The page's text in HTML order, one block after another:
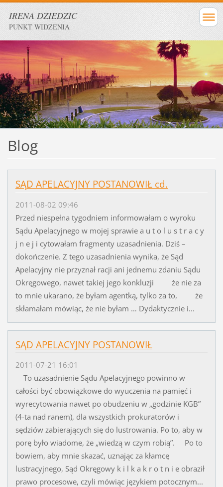
IRENA DZIEDZIC
PUNKT WIDZENIA
Blog
SĄD APELACYJNY POSTANOWIŁ cd.
2011-08-02 09:46
Przed niespełna tygodniem informowałam o wyroku
Sądu Apelacyjnego w mojej sprawie a u t o l u s t r a c y
j n e j i cytowałam fragmenty uzasadnienia. Dziś –
dokończenie. Z tego uzasadnienia wynika, że Sąd
Apelacyjny nie przyznał racji ani jednemu zdaniu Sądu
Okręgowego, nawet takiej jego konkluzji że nie za
to mnie ukarano, że byłam agentką, tylko za to, że
skłamałam mówiąc, że nie byłam … Dydaktycznie i...
SĄD APELACYJNY POSTANOWIŁ
2011-07-21 16:01
To uzasadnienie Sądu Apelacyjnego powinno w
całości być obowiązkowe do wyuczenia na pamięć i
wyrecytowania nawet po obudzeniu w „godzinie KGB”
(4-ta nad ranem), dla wszystkich prokuratorów i
sędziów zabierających się do lustrowania. Po to, aby w
porę było wiadome, że „wiedzą w czym robią”. Po to
bowiem, aby mnie skazać, uznając za kłamcę
lustracyjnego, Sąd Okręgowy k i l k a k r o t n i e obraził
prawo procesowe, czyli mówiąc językiem potocznym...